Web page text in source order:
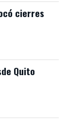
cierres
Quito